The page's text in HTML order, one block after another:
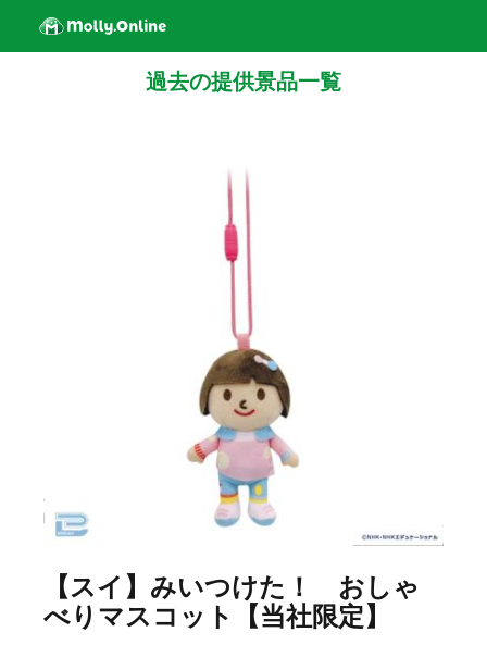
過去の提供景品一覧
【スイ】みいつけた！ おしゃ
べりマスコット【当社限定】